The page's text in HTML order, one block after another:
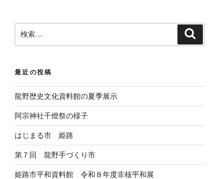
最近の投稿
龍野歴史文化資料館の夏季展示
阿宗神社千燈祭の様子
はじまる市 姫路
第７回 龍野手づくり市
姫路市平和資料館 令和８年度非核平和展